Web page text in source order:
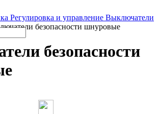
Регулировка и управление Выключатели
безопасности шнуровые
безопасности